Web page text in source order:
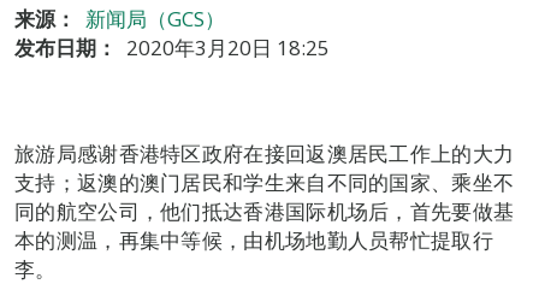
来源：
新闻局（GCS）
发布日期：
2020年3月20日 18:25
旅游局感谢香港特区政府在接回返澳居民工作上的大力
支持；返澳的澳门居民和学生来自不同的国家、乘坐不
同的航空公司，他们抵达香港国际机场后，首先要做基
本的测温，再集中等候，由机场地勤人员帮忙提取行
李。